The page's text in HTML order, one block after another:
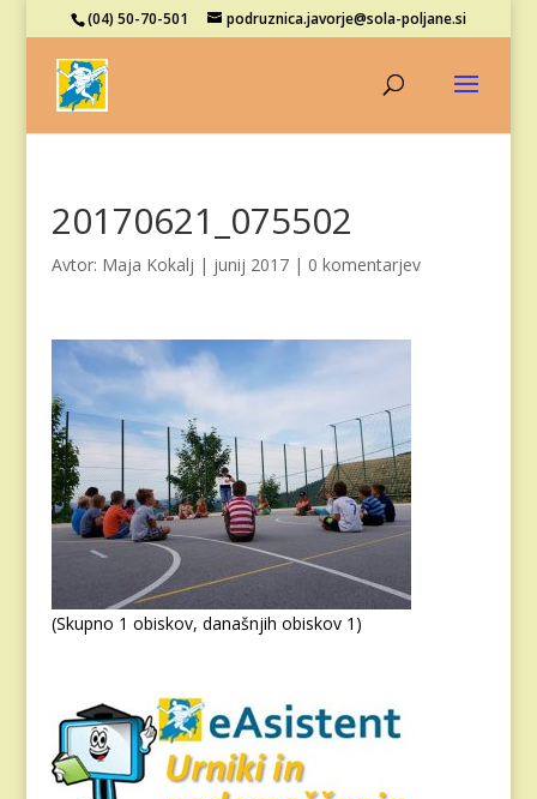
(04) 50-70-501 podruznica.javorje@sola-poljane.si
20170621_075502
Avtor: Maja Kokalj | junij 2017| 0 komentarjev
(Skupno 1 obiskov, današnjih obiskov 1)